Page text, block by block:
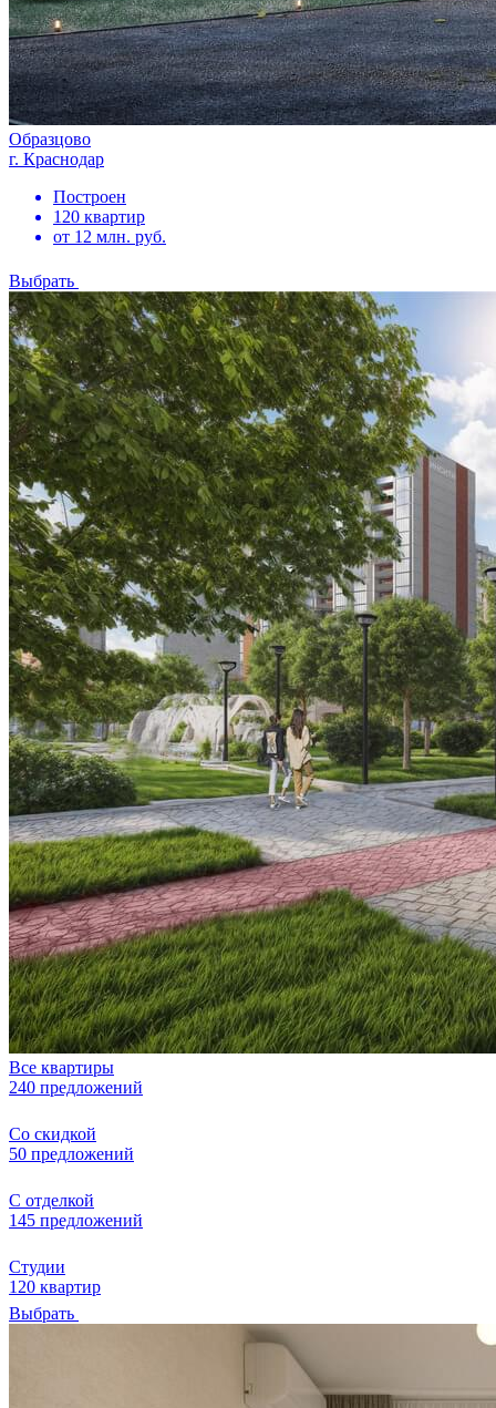
Образцово
г. Краснодар
Построен
120 квартир
от 12 млн. руб.
Выбрать
Все квартиры
240 предложений
Со скидкой
50 предложений
С отделкой
145 предложений
Студии
120 квартир
Выбрать